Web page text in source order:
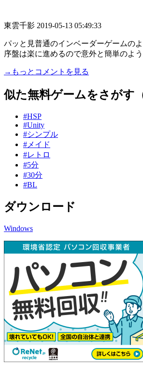
東雲千影 2019-05-13 05:49:33
パッと見普通のインベーダーゲームの
序盤は楽に進めるので意外と簡単のよ
→もっとコメントを見る
似た無料ゲームをさがす
#HSP
#Unity
#シンプル
#メイド
#レトロ
#5分
#30分
#BL
ダウンロード
Windows